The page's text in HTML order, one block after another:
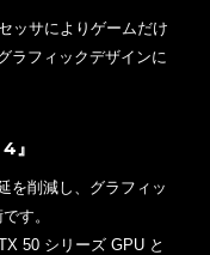
ッサによりゲームだけ
ラフィックデザインに
』
を削減し、グラフィッ
す。
50 シリーズ GPU と